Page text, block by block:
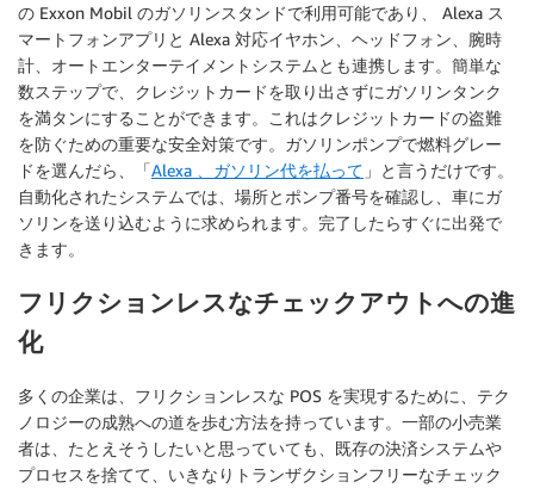
の Exxon Mobil のガソリンスタンドで利用可能であり、 Alexa ス
マートフォンアプリと Alexa 対応イヤホン、ヘッドフォン、腕時
計、オートエンターテイメントシステムとも連携します。簡単な
数ステップで、クレジットカードを取り出さずにガソリンタンク
を満タンにすることができます。これはクレジットカードの盗難
を防ぐための重要な安全対策です。ガソリンポンプで燃料グレー
ドを選んだら、「Alexa 、ガソリン代を払って 」と言うだけです。
自動化されたシステムでは、場所とポンプ番号を確認し、車にガ
ソリンを送り込むように求められます。完了したらすぐに出発で
きます。
フリクションレスなチェックアウトへの進
化
多くの企業は、フリクションレスな POS を実現するために、テク
ノロジーの成熟への道を歩む方法を持っています。一部の小売業
者は、たとえそうしたいと思っていても、既存の決済システムや
プロセスを捨てて、いきなりトランザクションフリーなチェック